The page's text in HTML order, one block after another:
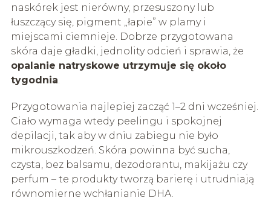
naskórek jest nierówny, przesuszony lub
łuszczący się, pigment „łapie” w plamy i
miejscami ciemnieje. Dobrze przygotowana
skóra daje gładki, jednolity odcień i sprawia, że
opalanie natryskowe utrzymuje się około
tygodnia.
Przygotowania najlepiej zacząć 1–2 dni wcześniej.
Ciało wymaga wtedy peelingu i spokojnej
depilacji, tak aby w dniu zabiegu nie było
mikrouszkodzeń. Skóra powinna być sucha,
czysta, bez balsamu, dezodorantu, makijażu czy
perfum – te produkty tworzą barierę i utrudniają
równomierne wchłanianie DHA.